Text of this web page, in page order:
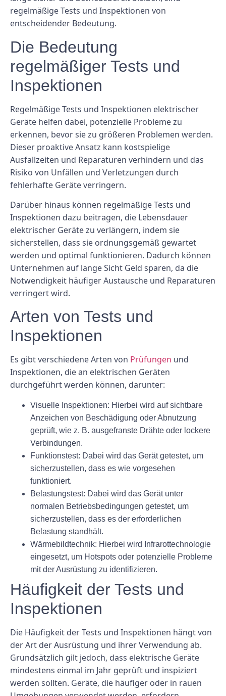
regelmäßige Tests und Inspektionen von
entscheidender Bedeutung.
Die Bedeutung
regelmäßiger Tests und
Inspektionen
Regelmäßige Tests und Inspektionen elektrischer
Geräte helfen dabei, potenzielle Probleme zu
erkennen, bevor sie zu größeren Problemen werden.
Dieser proaktive Ansatz kann kostspielige
Ausfallzeiten und Reparaturen verhindern und das
Risiko von Unfällen und Verletzungen durch
fehlerhafte Geräte verringern.
Darüber hinaus können regelmäßige Tests und
Inspektionen dazu beitragen, die Lebensdauer
elektrischer Geräte zu verlängern, indem sie
sicherstellen, dass sie ordnungsgemäß gewartet
werden und optimal funktionieren. Dadurch können
Unternehmen auf lange Sicht Geld sparen, da die
Notwendigkeit häufiger Austausche und Reparaturen
verringert wird.
Arten von Tests und
Inspektionen
Es gibt verschiedene Arten von Prüfungen und
Inspektionen, die an elektrischen Geräten
durchgeführt werden können, darunter:
Visuelle Inspektionen: Hierbei wird auf sichtbare
Anzeichen von Beschädigung oder Abnutzung
geprüft, wie z. B. ausgefranste Drähte oder lockere
Verbindungen.
Funktionstest: Dabei wird das Gerät getestet, um
sicherzustellen, dass es wie vorgesehen
funktioniert.
Belastungstest: Dabei wird das Gerät unter
normalen Betriebsbedingungen getestet, um
sicherzustellen, dass es der erforderlichen
Belastung standhält.
Wärmebildtechnik: Hierbei wird Infrarottechnologie
eingesetzt, um Hotspots oder potenzielle Probleme
mit der Ausrüstung zu identifizieren.
Häufigkeit der Tests und
Inspektionen
Die Häufigkeit der Tests und Inspektionen hängt von
der Art der Ausrüstung und ihrer Verwendung ab.
Grundsätzlich gilt jedoch, dass elektrische Geräte
mindestens einmal im Jahr geprüft und inspiziert
werden sollten. Geräte, die häufiger oder in rauen